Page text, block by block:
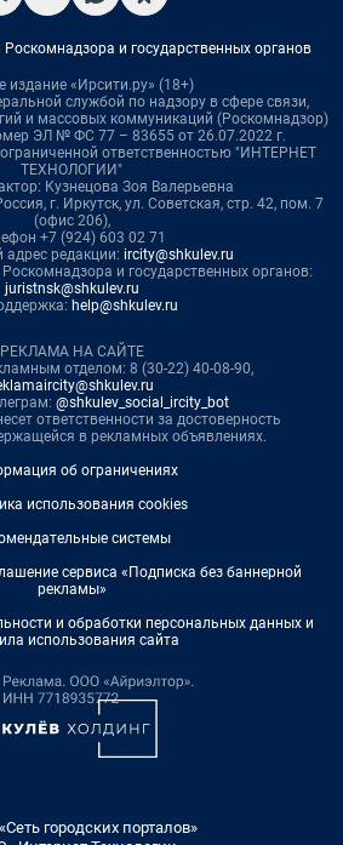
и государственных органов
издание «Ирсити.ру» (18+)
службой по надзору в сфере связи,
и массовых коммуникаций (Роскомнадзор)
ЭЛ № ФС 77 – 83655 от 26.07.2022 г.
ответственностью "ИНТЕРНЕТ
ТЕХНОЛОГИИ"
Кузнецова Зоя Валерьевна
г. Иркутск, ул. Советская, стр. 42, пом. 7
(офис 206),
+7 (924) 603 02 71
адрес редакции: ircity@shkulev.ru
и государственных органов:
juristnsk@shkulev.ru
help@shkulev.ru
РЕКЛАМА НА САЙТЕ
отделом: 8 (30-22) 40-08-90,
@shkulev_social_ircity_bot
ответственности за достоверность
в рекламных объявлениях.
об ограничениях
использования cookies
системы
сервиса «Подписка без баннерной
рекламы»
и обработки персональных данных и
использования сайта
городских порталов»